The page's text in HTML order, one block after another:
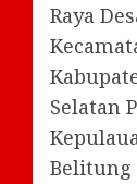
Raya
Selatan
Belitung